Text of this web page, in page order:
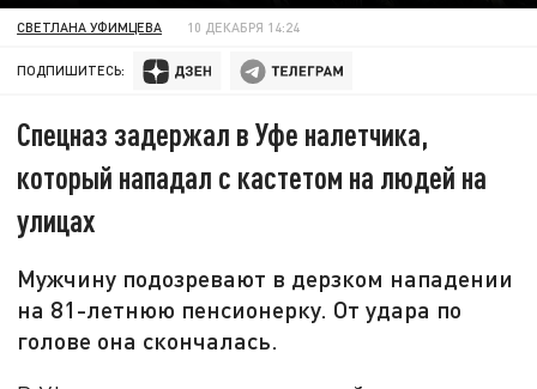
СВЕТЛАНА УФИМЦЕВА 10 ДЕКАБРЯ 14:24
ПОДПИШИТЕСЬ:
Спецназ задержал в Уфе налетчика,
который нападал с кастетом на людей на
улицах
Мужчину подозревают в дерзком нападении
на 81-летнюю пенсионерку. От удара по
голове она скончалась.